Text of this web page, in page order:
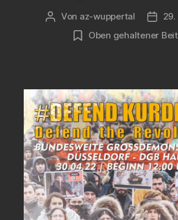
Beitragsautor
Von az-wuppertal
Oben gehaltener